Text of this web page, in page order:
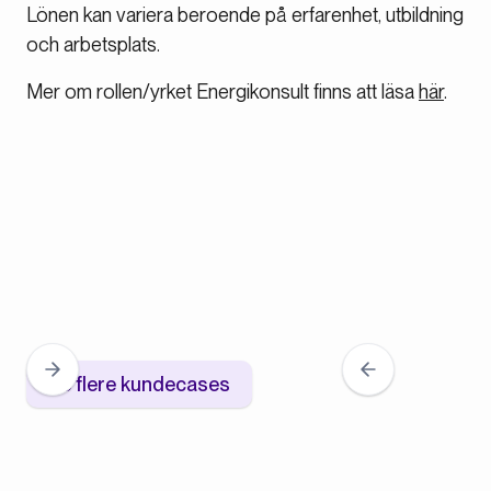
Lönen kan variera beroende på erfarenhet, utbildning
och arbetsplats.
Mer om rollen/yrket Energikonsult finns att läsa här.
Se flere kundecases